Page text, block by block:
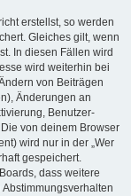
erstellst, so werden
Gleiches gilt, wenn
In diesen Fällen wird
wird weiterhin bei
von Beiträgen
Änderungen an
Benutzer-
von deinem Browser
wird nur in der „Wer
gespeichert.
dass weitere